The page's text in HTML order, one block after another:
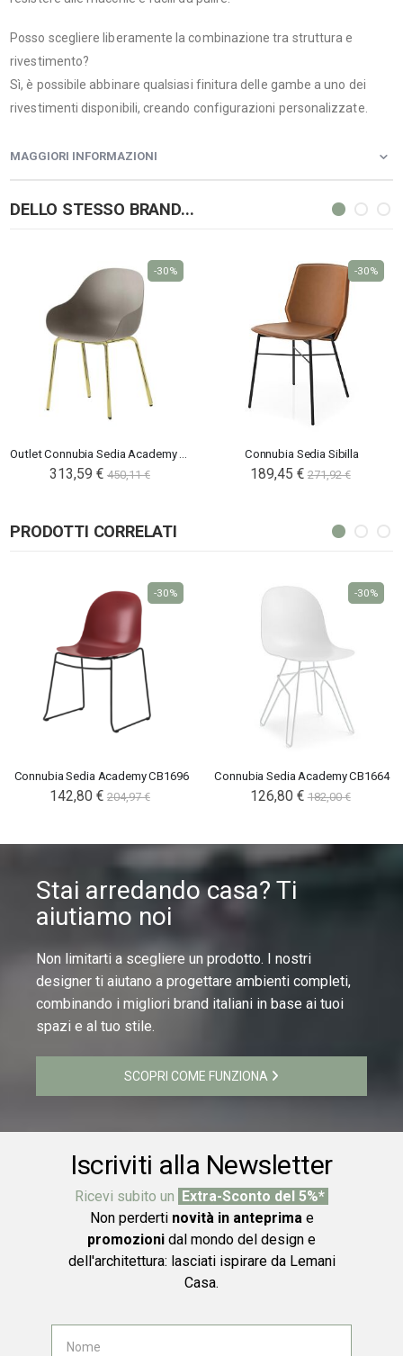
Posso scegliere liberamente la combinazione tra struttura e
rivestimento?
Sì, è possibile abbinare qualsiasi finitura delle gambe a uno dei
rivestimenti disponibili, creando configurazioni personalizzate.
MAGGIORI INFORMAZIONI
DELLO STESSO BRAND...
313,59 € 450,11 €
-30%
Connubia Sedia Sibilla
189,45 € 271,92 €
-30%
PRODOTTI CORRELATI
Connubia Sedia Academy CB1696
142,80 € 204,97 €
-30%
Connubia Sedia Academy CB1664
126,80 € 182,00 €
-30%
Stai arredando casa? Ti
aiutiamo noi
Non limitarti a scegliere un prodotto. I nostri
designer ti aiutano a progettare ambienti completi,
combinando i migliori brand italiani in base ai tuoi
spazi e al tuo stile.
SCOPRI COME FUNZIONA
Iscriviti alla Newsletter
Ricevi subito un Extra-Sconto del 5%*
Non perderti novità in anteprima e
promozioni dal mondo del design e
dell'architettura: lasciati ispirare da Lemani
Casa.